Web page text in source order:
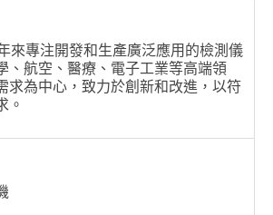
來專注開發和生產廣泛應用的檢測儀
、航空、醫療、電子工業等高端領
求為中心，致力於創新和改進，以符
。